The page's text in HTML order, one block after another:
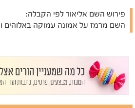
פירוש השם אליאור לפי הקבלה:
השם מרמז על אמונה עמוקה באלוהים